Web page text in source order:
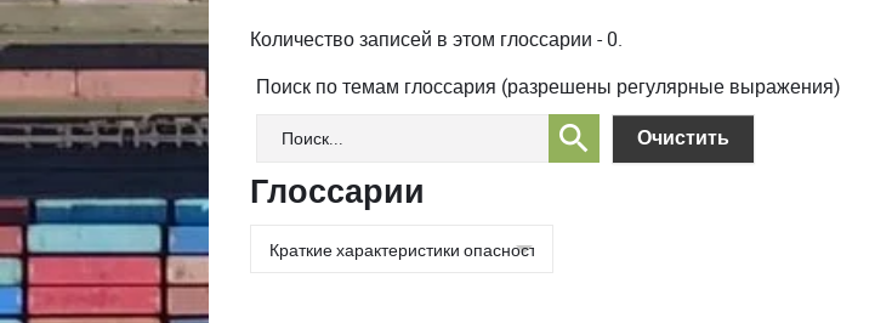
Количество записей в этом глоссарии - 0.
Поиск по темам глоссария (разрешены регулярные выражения)
Глоссарии